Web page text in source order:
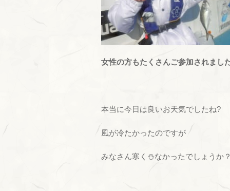
女性の方もたくさんご参加されまし
本当に今日は良いお天気でしたね?
風が冷たかったのですが
みなさん寒く⛄なかったでしょうか